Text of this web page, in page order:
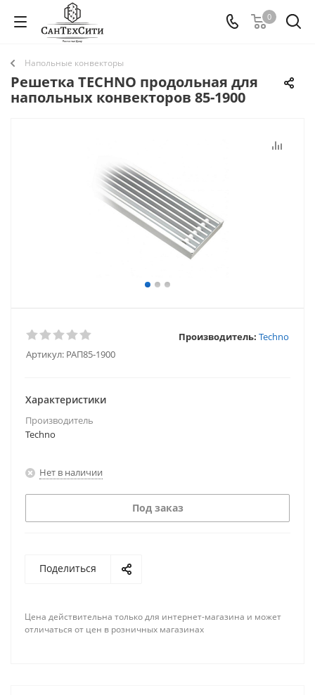
0
Напольные конвекторы
Решетка TECHNO продольная для
напольных конвекторов 85-1900
Артикул: РАП85-1900
Производитель: Techno
Характеристики
Производитель
Techno
Нет в наличии
Под заказ
Поделиться
Цена действительна только для интернет-магазина и может
отличаться от цен в розничных магазинах